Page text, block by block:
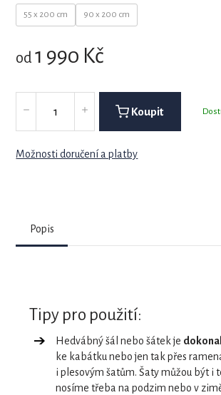
55 x 200 cm 90 x 200 cm
od1 990 Kč
Koupit
Možnosti doručení a platby
Popis
Tipy pro použití:
Hedvábný šál nebo šátek je
ke kabátku nebo jen tak přes
i plesovým šatům. Šaty můžou být i
nosíme třeba na podzim nebo v